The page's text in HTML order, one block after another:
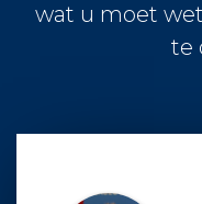
wat u moet
te